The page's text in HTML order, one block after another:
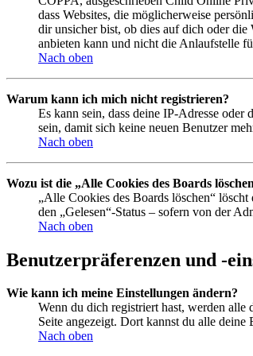
dass Websites, die möglicherweise
dir unsicher bist, ob dies auf dich oder die
anbieten kann und nicht die Anlaufstelle
Nach oben
Warum kann ich mich nicht registrieren?
Es kann sein, dass deine IP-Adresse
sein, damit sich keine neuen Benutzer
Nach oben
Wozu ist die „Alle Cookies des Boards
„Alle Cookies des Boards löschen“
den „Gelesen“-Status – sofern von der
Nach oben
Benutzerpräferenzen und -
Wie kann ich meine Einstellungen ändern?
Wenn du dich registriert hast, werden alle
Seite angezeigt. Dort kannst du alle deine
Nach oben